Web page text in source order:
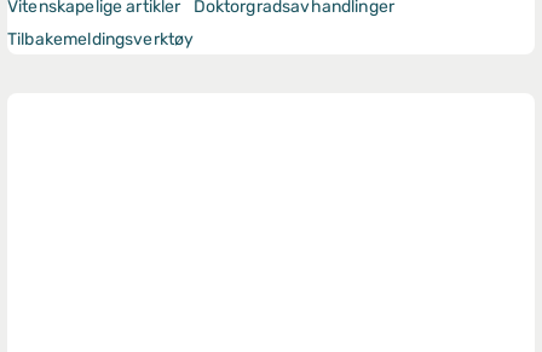
Vitenskapelige artikler
Doktorgradsavhandlinger
Tilbakemeldingsverktøy